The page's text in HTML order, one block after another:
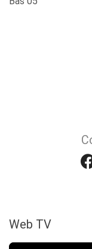
Web TV